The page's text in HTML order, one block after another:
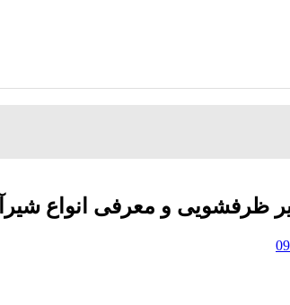
ظرفشویی و معرفی انواع